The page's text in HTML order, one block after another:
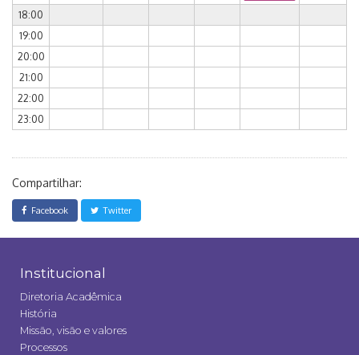
18:00
19:00
20:00
21:00
22:00
23:00
Compartilhar:
Facebook Twitter
Institucional
Diretoria Acadêmica
História
Missão, visão e valores
Processos